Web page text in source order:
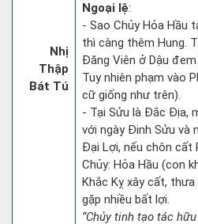
Nhị
Thập
Bát Tú
Ngoại lệ:
- Sao Chủy Hỏa Hầu
thì càng thêm Hung.
Đăng Viên ở Dậu
Tuy nhiên phạm vào
cữ giống như trên).
- Tại Sửu là Đắc Địa,
với ngày Đinh Sửu và
Đại Lợi, nếu chôn cất
Chủy: Hỏa Hầu (con
Khắc Kỵ xây cất,
gặp nhiều bất lợi.
“Chủy tinh tạo tác